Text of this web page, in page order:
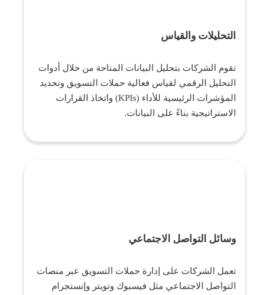
التحليلات والقياس
تقوم الشركات بتحليل البيانات المتاحة من خلال أدوات
التحليل الرقمي لقياس فعالية حملات التسويق وتحديد
المؤشرات الرئيسية للأداء (KPIs) واتخاذ القرارات
الاستراتيجية بناءً على البيانات.
وسائل التواصل الاجتماعي
تعمل الشركات على إدارة حملات التسويق عبر منصات
التواصل الاجتماعي مثل فيسبوك وتويتر وإنستجرام